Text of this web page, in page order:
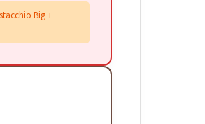
Big +